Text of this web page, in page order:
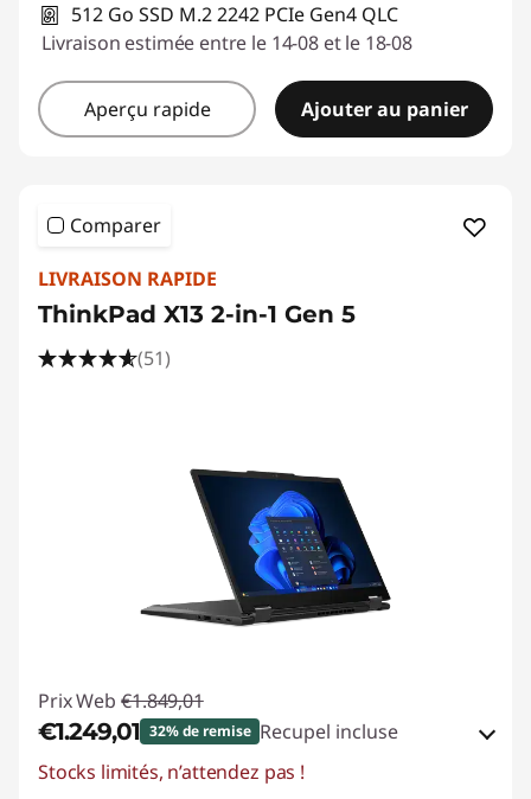
512 Go SSD M.2 2242 PCIe Gen4 QLC
Livraison estimée entre le 14-08 et le 18-08
Aperçu rapide Ajouter au panier
Comparer
LIVRAISON RAPIDE
ThinkPad X13 2-in-1 Gen 5
(51)
Prix Web €1.849,01
€1.249,01 32% de remise Recupel incluse
Bons de réduction en ligne :
Stocks limités, n’attendez pas !